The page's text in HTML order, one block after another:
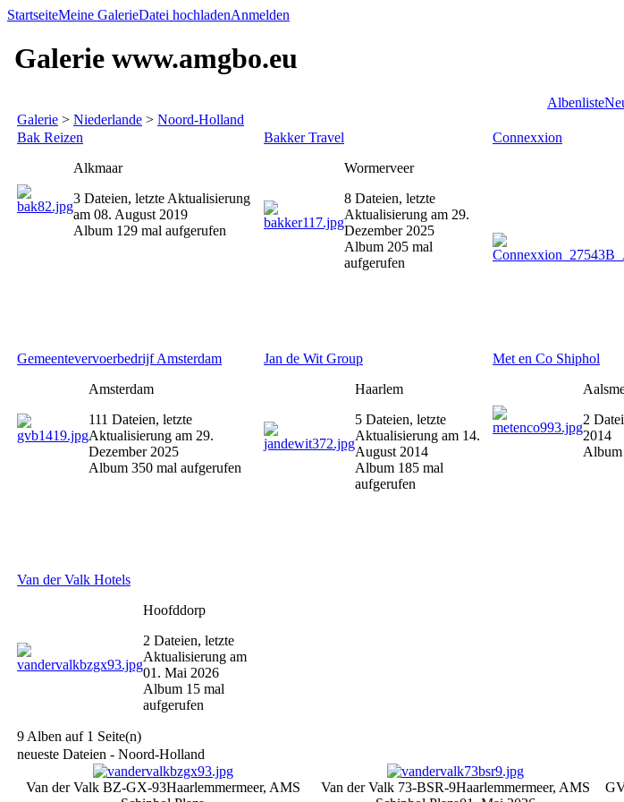
StartseiteMeine GalerieDatei hochladenAnmelden
Galerie www.amgbo.eu
Albenliste
Galerie > Niederlande > Noord-Holland
Bak Reizen
Alkmaar
3 Dateien, letzte Aktualisierung
am 08. August 2019
Album 129 mal aufgerufen
Bakker Travel
Wormerveer
8 Dateien, letzte
Aktualisierung am 29.
Dezember 2025
Album 205 mal
aufgerufen
Connexxion
Gemeentevervoerbedrijf Amsterdam
Amsterdam
111 Dateien, letzte
Aktualisierung am 29.
Dezember 2025
Album 350 mal aufgerufen
Jan de Wit Group
Haarlem
5 Dateien, letzte
Aktualisierung am 14.
August 2014
Album 185 mal
aufgerufen
Met en Co Shiphol
2
2014
Album
Van der Valk Hotels
Hoofddorp
2 Dateien, letzte
Aktualisierung am
01. Mai 2026
Album 15 mal
aufgerufen
9 Alben auf 1 Seite(n)
neueste Dateien - Noord-Holland
Van der Valk BZ-GX-93Haarlemmermeer, AMS
Van der Valk 73-BSR-9Haarlemmermeer, AMS